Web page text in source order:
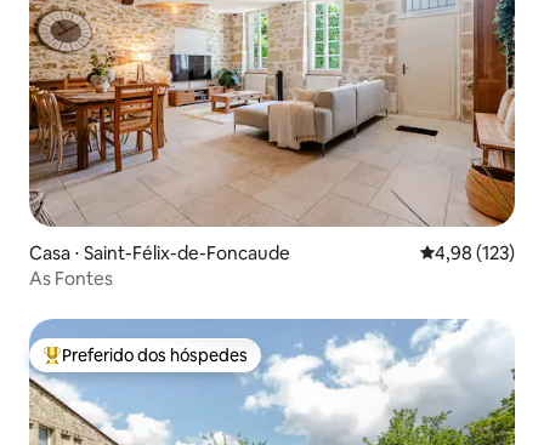
Casa ⋅ Saint-Félix-de-Foncaude 4,98 de uma
4,98 (123)
As Fontes
Entre os melhores preferidos dos hóspedes
Preferido dos hóspedes